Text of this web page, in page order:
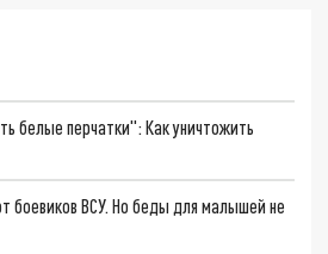
белые перчатки": Как уничтожить
боевиков ВСУ. Но беды для малышей не